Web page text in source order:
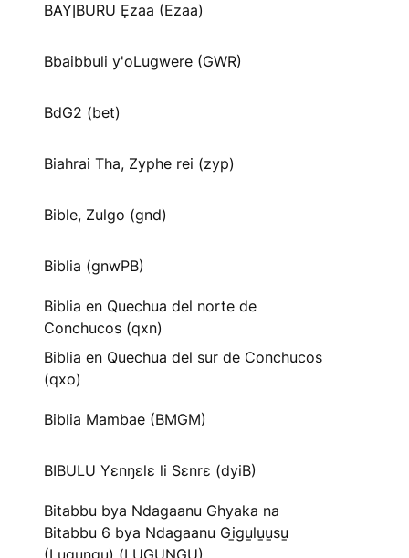
BAYỊBURU Ẹzaa (Ezaa)
Bbaibbuli y'oLugwere (GWR)
BdG2 (bet)
Biahrai Tha, Zyphe rei (zyp)
Bible, Zulgo (gnd)
Biblia (gnwPB)
Biblia en Quechua del norte de
Conchucos (qxn)
Biblia en Quechua del sur de Conchucos
(qxo)
Biblia Mambae (BMGM)
BIBULU Yɛnŋɛlɛ li Sɛnrɛ (dyiB)
Bitabbu bya Ndagaanu Ghyaka na
Bitabbu 6 bya Ndagaanu Gi̱gu̱lu̱u̱su̱
(Lugungu) (LUGUNGU)